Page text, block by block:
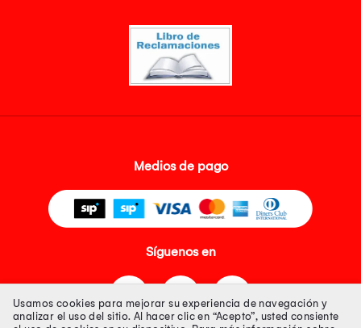
Medios de pago
Síguenos en
Usamos cookies para mejorar su experiencia de navegación y
analizar el uso del sitio. Al hacer clic en “Acepto”, usted consiente